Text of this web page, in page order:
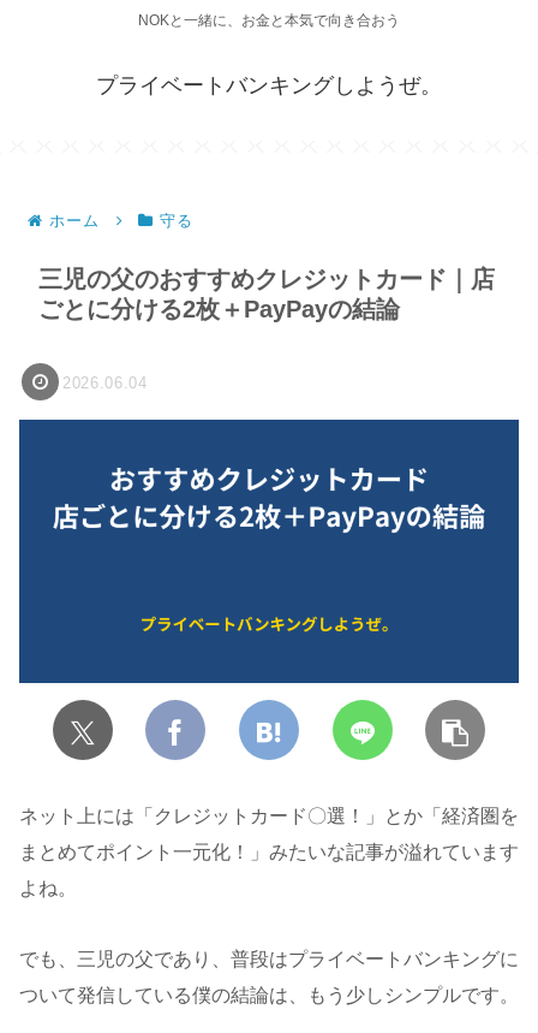
NOKと一緒に、お金と本気で向き合おう
プライベートバンキングしようぜ。
ホーム 守る
三児の父のおすすめクレジットカード｜店
ごとに分ける2枚＋PayPayの結論
2026.06.04
ネット上には「クレジットカード〇選！」とか「経済圏を
まとめてポイント一元化！」みたいな記事が溢れています
よね。
でも、三児の父であり、普段はプライベートバンキングに
ついて発信している僕の結論は、もう少しシンプルです。